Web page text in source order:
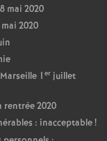
mai 2020
2020
1 er juillet
rentrée 2020
: inacceptable!